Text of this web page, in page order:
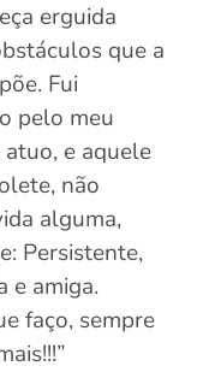
erguida
que a
Fui
pelo meu
e aquele
não
alguma,
Persistente,
e amiga.
faço, sempre